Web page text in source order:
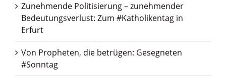
Zunehmende Politisierung – zunehmender
Bedeutungsverlust: Zum #Katholikentag in
Erfurt
Von Propheten, die betrügen: Gesegneten
#Sonntag